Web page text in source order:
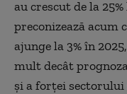
au crescut de la
preconizează acum
ajunge la 3% în
mult decât
şi a forţei